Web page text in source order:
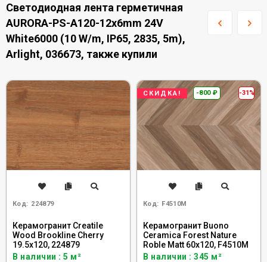
Светодиодная лента герметичная
AURORA-PS-A120-12x6mm 24V
White6000 (10 W/m, IP65, 2835, 5m),
Arlight, 036673, также купили
Код: 224879
Керамогранит Creatile
Wood Brookline Cherry
19.5x120, 224879
В наличии : 5 м²
СКИДКА! -800 ₽ -31%
Код: F4510M
Керамогранит Buono
Ceramica Forest Nature
Roble Matt 60x120, F4510M
В наличии : 345 м²